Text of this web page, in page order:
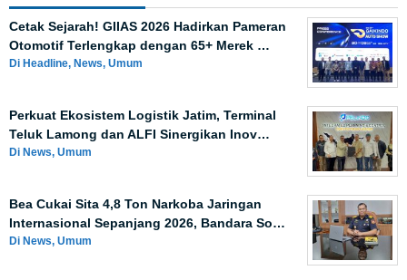
Cetak Sejarah! GIIAS 2026 Hadirkan Pameran
Otomotif Terlengkap dengan 65+ Merek …
Di Headline, News, Umum
Perkuat Ekosistem Logistik Jatim, Terminal
Teluk Lamong dan ALFI Sinergikan Inov…
Di News, Umum
Bea Cukai Sita 4,8 Ton Narkoba Jaringan
Internasional Sepanjang 2026, Bandara So…
Di News, Umum